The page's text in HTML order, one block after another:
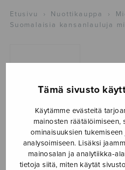
Tämä sivusto
Käytämme evästeitä
mainosten räätälöimiseen,
ominaisuuksien
analysoimiseen. Lisäksi
mainosalan ja analytiikka-
tietoja siitä, miten käytät
Etusivu › Nuottikauppa ›
Suomalaisia kansanlauluja
Suomalaisia
kansanlauluja